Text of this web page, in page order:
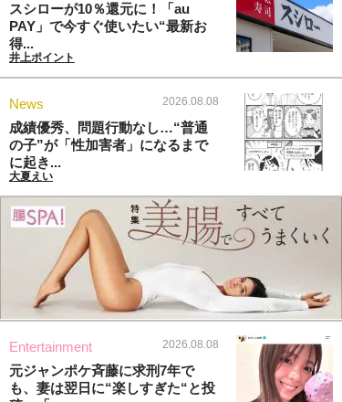
スシローが10％還元に！「au
PAY」で今すぐ使いたい“最新お
得...
井上ポイント
News 2026.08.08
成績優秀、問題行動なし…“普通
の子”が「性加害者」になるまで
に起き...
大夏えい
Entertainment 2026.08.08
元ジャンポケ斉藤に求刑7年で
も、妻は翌日に“楽しすぎた“と投